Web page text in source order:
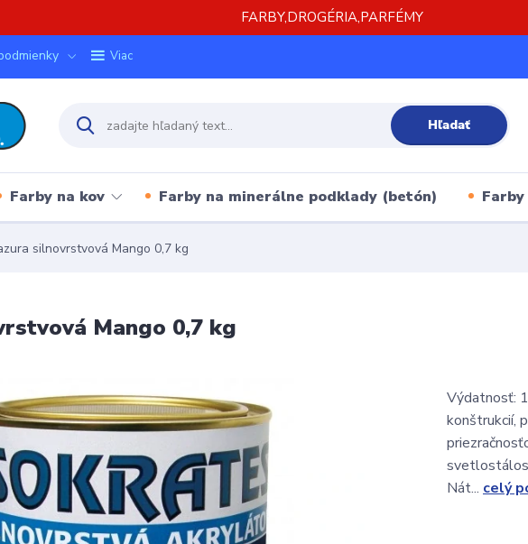
FARBY,DROGÉRIA,PARFÉMY
Viac
Hľadať
Farby na kov Farby na minerálne podklady (betón)
silnovrstvová Mango 0,7 kg
Mango 0,7 kg
Výdatnosť:
konštrukcií,
Nát... celý